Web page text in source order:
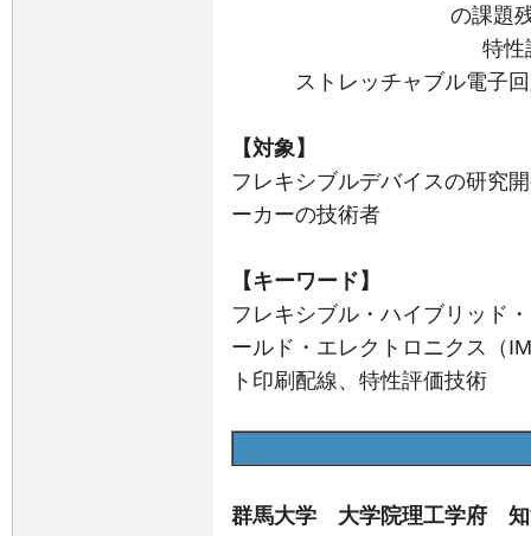
の課題
特性
ストレッチャブル電子
【対象】
フレキシブルデバイスの研究
ーカーの技術者
【キーワード】
フレキシブル・ハイブリッド
ールド・エレクトロニクス（
ト印刷配線、特性評価技術
群馬大学 大学院理工学府